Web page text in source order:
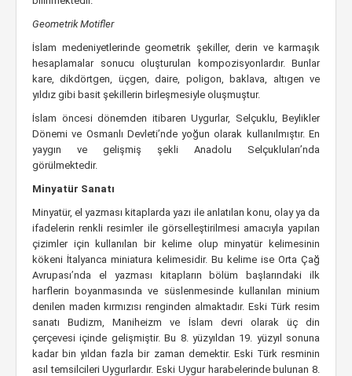
Geometrik Motifler
İslam medeniyetlerinde geometrik şekiller, derin ve karmaşık
hesaplamalar sonucu oluşturulan kompozisyonlardır. Bunlar
kare, dikdörtgen, üçgen, daire, poligon, baklava, altıgen ve
yıldız gibi basit şekillerin birleşmesiyle oluşmuştur.
İslam öncesi dönemden itibaren Uygurlar, Selçuklu, Beylikler
Dönemi ve Osmanlı Devleti’nde yoğun olarak kullanılmıştır. En
yaygın ve gelişmiş şekli Anadolu Selçukluları’nda
görülmektedir.
Minyatür Sanatı
Minyatür, el yazması kitaplarda yazı ile anlatılan konu, olay ya da
ifadelerin renkli resimler ile görselleştirilmesi amacıyla yapılan
çizimler için kullanılan bir kelime olup minyatür kelimesinin
kökeni İtalyanca miniatura kelimesidir. Bu kelime ise Orta Çağ
Avrupası’nda el yazması kitapların bölüm başlarındaki ilk
harflerin boyanmasında ve süslenmesinde kullanılan minium
denilen maden kırmızısı renginden almaktadır. Eski Türk resim
sanatı Budizm, Maniheizm ve İslam devri olarak üç din
çerçevesi içinde gelişmiştir. Bu 8. yüzyıldan 19. yüzyıl sonuna
kadar bin yıldan fazla bir zaman demektir. Eski Türk resminin
asıl temsilcileri Uygurlardır. Eski Uygur harabelerinde bulunan 8.